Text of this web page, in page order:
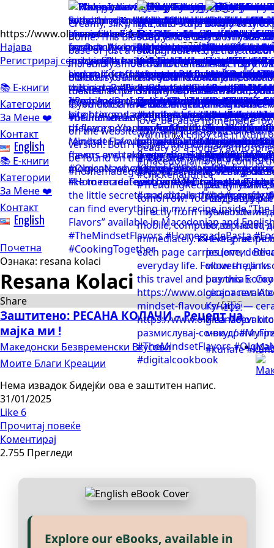
https://www.olgicanacevakitchen.com
Најава
Регистрирај се
📚 Е-книги
Категории
За Мене ❤️
Контакт
English
📚 Е-книги
Категории
За Мене ❤️
Контакт
English
Почетна
Ознака: resana kolaci
Resana Kolaci
Share
Заштитено: РЕСАНА КОЛАЧИ – Рецепт на
мајка ми !
Македонски Безвременски Вкусови
Моите Благи Креации
Нема извадок бидејќи ова е заштитен напис.
31/01/2025
Like 6
Прочитај повеќе
Коментирај
2.755 Прегледи
Explore our eBooks, available in